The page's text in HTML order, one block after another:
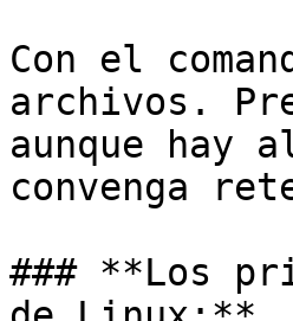
Con el
archivos.
aunque hay
convenga
### **Los